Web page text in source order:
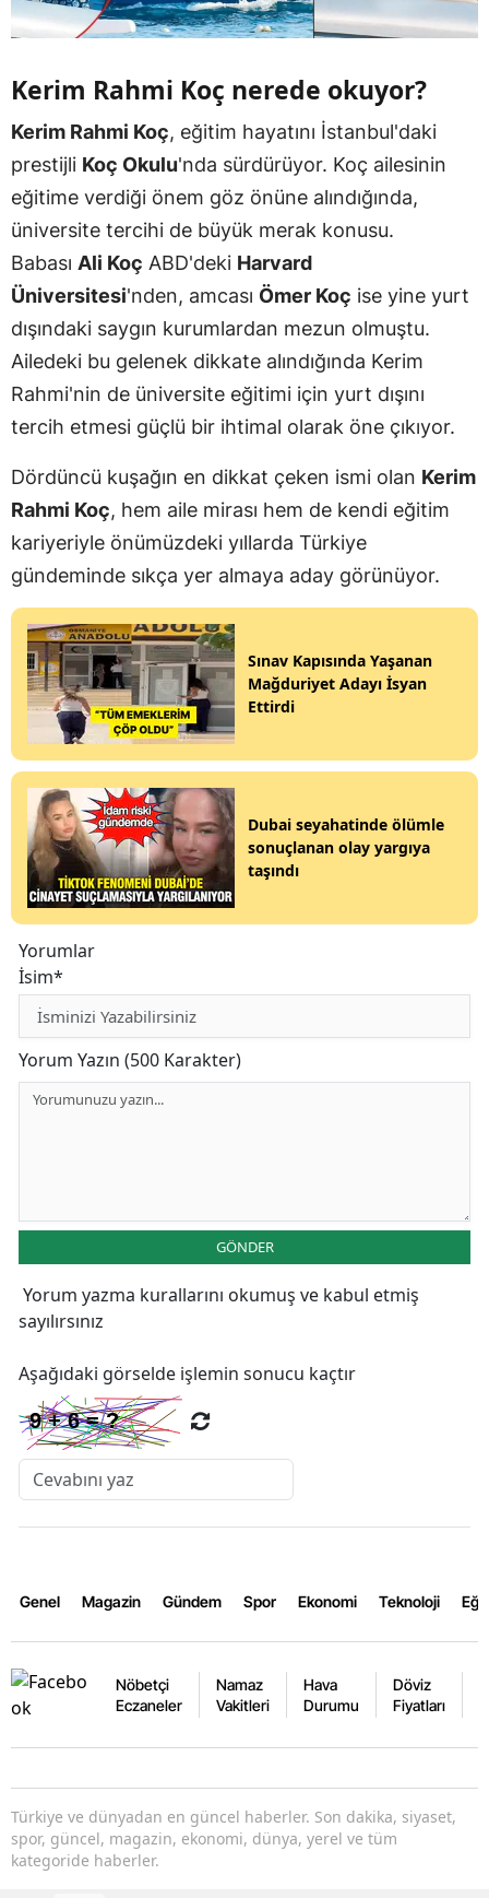
Kerim Rahmi Koç nerede okuyor?
Kerim Rahmi Koç, eğitim hayatını İstanbul'daki
prestijli Koç Okulu'nda sürdürüyor. Koç ailesinin
eğitime verdiği önem göz önüne alındığında,
üniversite tercihi de büyük merak konusu.
Babası Ali Koç ABD'deki Harvard
Üniversitesi'nden, amcası Ömer Koç ise yine yurt
dışındaki saygın kurumlardan mezun olmuştu.
Ailedeki bu gelenek dikkate alındığında Kerim
Rahmi'nin de üniversite eğitimi için yurt dışını
tercih etmesi güçlü bir ihtimal olarak öne çıkıyor.
Dördüncü kuşağın en dikkat çeken ismi olan Kerim
Rahmi Koç, hem aile mirası hem de kendi eğitim
kariyeriyle önümüzdeki yıllarda Türkiye
gündeminde sıkça yer almaya aday görünüyor.
Sınav Kapısında Yaşanan
Mağduriyet Adayı İsyan
Ettirdi
Dubai seyahatinde ölümle
sonuçlanan olay yargıya
taşındı
Yorumlar
İsim*
Yorum Yazın (500 Karakter)
GÖNDER
Yorum yazma kurallarını okumuş ve kabul etmiş
sayılırsınız
Aşağıdaki görselde işlemin sonucu kaçtır
Genel Magazin Gündem Spor Ekonomi Teknoloji
Nöbetçi
Eczaneler
Namaz
Vakitleri
Hava
Durumu
Döviz
Fiyatları
Türkiye ve dünyadan en güncel haberler. Son dakika, siyaset,
spor, güncel, magazin, ekonomi, dünya, yerel ve tüm
kategoride haberler.